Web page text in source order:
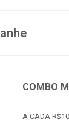
COMBO
A CADA